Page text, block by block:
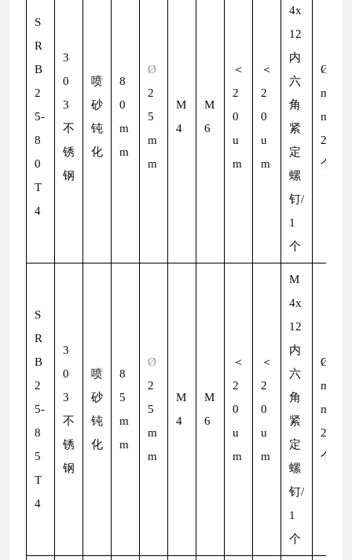
S
R
B
2
5-
8
0
T
4
3
0
3
不
锈
钢
喷
砂
钝
化
8
0
m
m
Ø
2
5
m
m
M
4
M
6
＜
2
0
u
m
＜
2
0
u
m
4x
12
内
六
角
紧
定
螺
钉/
1
个
Ø
m
m/
2
个
S
R
B
2
5-
8
5
T
4
3
0
3
不
锈
钢
喷
砂
钝
化
8
5
m
m
Ø
2
5
m
m
M
4
M
6
＜
2
0
u
m
＜
2
0
u
m
M
4x
12
内
六
角
紧
定
螺
钉/
1
个
Ø
m
m/
2
个